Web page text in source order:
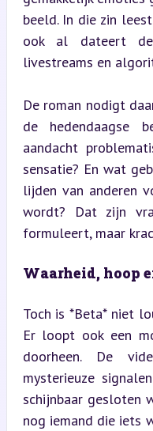
beeld. In die zin
ook al dateert
livestreams en
De roman nodigt
de hedendaagse
aandacht
sensatie? En wat
lijden van anderen
wordt? Dat zijn
formuleert, maar
Waarheid, hoop
Toch is *Beta* niet
Er loopt ook een
doorheen. De
mysterieuze
schijnbaar gesloten
nog iemand die iets